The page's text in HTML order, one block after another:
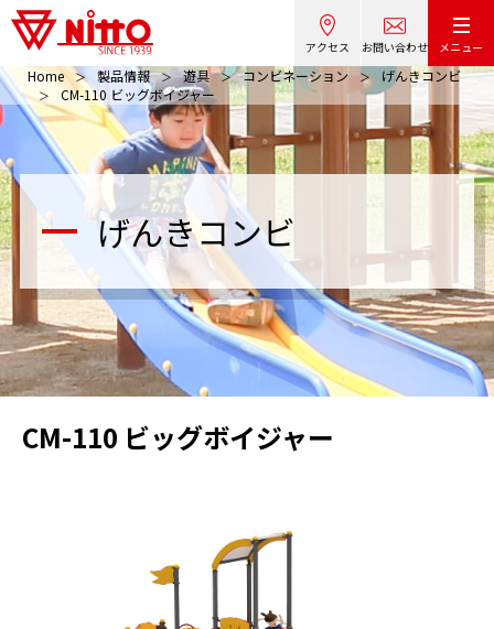
アクセス お問い合わせ メニュー
げんきコンビ
Home 製品情報 遊具 コンビネーション
げんきコンビ
CM-110 ビッグボイジャー
CM-110 ビッグボイジャー